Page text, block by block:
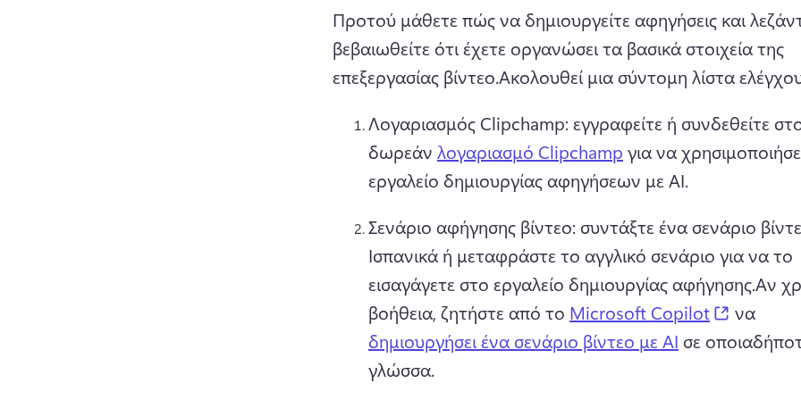
Προτού μάθετε πώς να δημιουργείτε αφηγήσεις και
βεβαιωθείτε ότι έχετε οργανώσει τα βασικά στοιχεία της
επεξεργασίας βίντεο.Ακολουθεί μια σύντομη λίστα
Λογαριασμός Clipchamp: εγγραφείτε ή συνδεθείτε
δωρεάν λογαριασμό Clipchamp για να
εργαλείο δημιουργίας αφηγήσεων με AI.
Σενάριο αφήγησης βίντεο: συντάξτε ένα σενάριο
Ισπανικά ή μεταφράστε το αγγλικό σενάριο για να το
εισαγάγετε στο εργαλείο δημιουργίας αφήγησης.Αν
βοήθεια, ζητήστε από το Microsoft Copilot (opens
να
δημιουργήσει ένα σενάριο βίντεο με AI σε
γλώσσα.